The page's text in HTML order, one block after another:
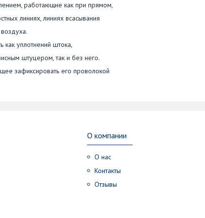
работающие как при прямом,
линиях, линиях всасывания
как уплотнений штока,
штуцером, так и без него.
зафиксировать его проволокой
О компании
О нас
Контакты
Отзывы